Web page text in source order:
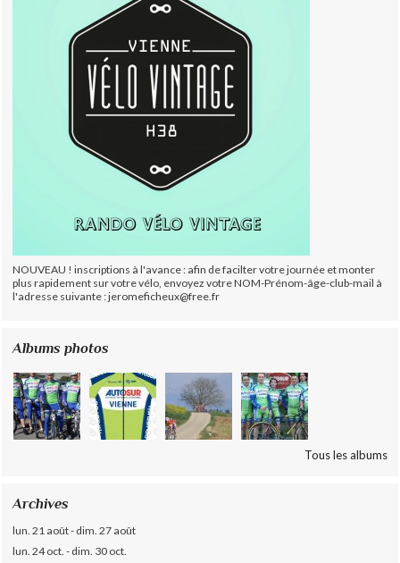
NOUVEAU ! inscriptions à l'avance : afin de facilter votre journée et monter
plus rapidement sur votre vélo, envoyez votre NOM-Prénom-âge-club-mail à
l'adresse suivante : jeromeficheux@free.fr
Albums photos
Tous les albums
Archives
lun. 21 août - dim. 27 août
lun. 24 oct. - dim. 30 oct.